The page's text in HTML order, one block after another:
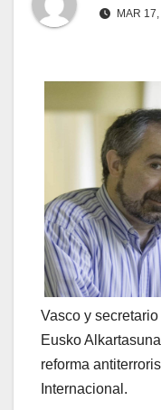
MAR
Vasco y
Eusko
reforma
Internacional.